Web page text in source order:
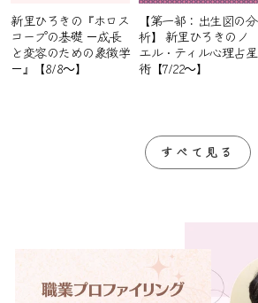
新里ひろきの『ホロス
コープの基礎 －成長
と変容のための象徴学
－』【8/8～】
【第一部：出生図の分
析】 新里ひろきのノ
エル・ティル心理占星
術【7/22～】
すべて見る